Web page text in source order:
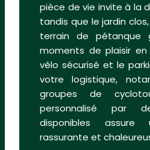
pièce de vie invite à la
tandis que le jardin
terrain de pétanque
moments de plaisir en
vélo sécurisé et le
votre logistique,
groupes de
personnalisé par
disponibles assure
rassurante et